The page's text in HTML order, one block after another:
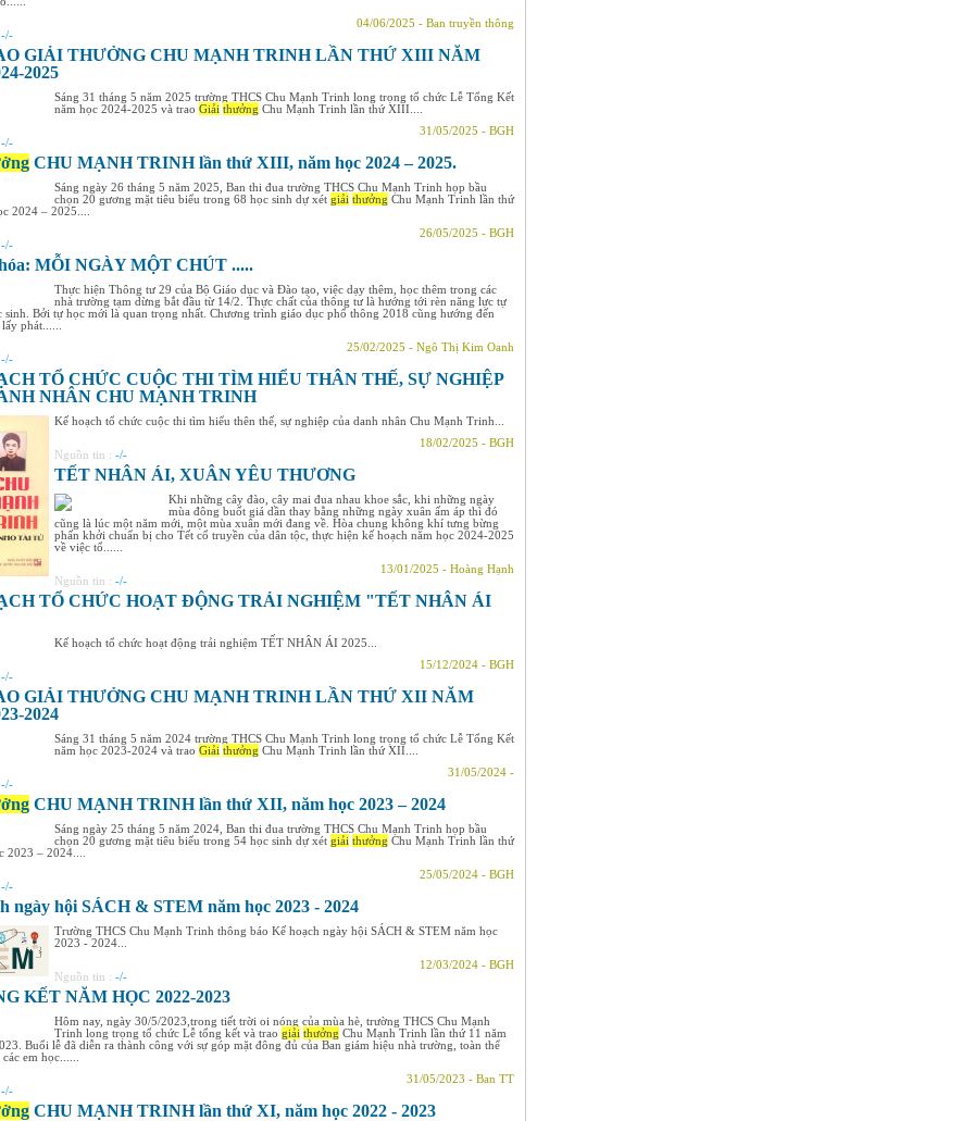
04/06/2025 - Ban truyền thông
-/-
GIẢI THƯỞNG CHU MẠNH TRINH LẦN THỨ XIII NĂM
2025
Sáng 31 tháng 5 năm 2025 trường THCS Chu Mạnh Trinh long trọng tổ chức Lễ Tổng Kết
năm học 2024-2025 và trao Giải thưởng Chu Mạnh Trinh lần thứ XIII....
31/05/2025 - BGH
-/-
CHU MẠNH TRINH lần thứ XIII, năm học 2024 – 2025.
Sáng ngày 26 tháng 5 năm 2025, Ban thi đua trường THCS Chu Mạnh Trinh họp bầu
chọn 20 gương mặt tiêu biểu trong 68 học sinh dự xét giải thưởng Chu Mạnh Trinh lần thứ
2024 – 2025....
26/05/2025 - BGH
-/-
MỖI NGÀY MỘT CHÚT .....
Thực hiện Thông tư 29 của Bộ Giáo dục và Đào tạo, việc dạy thêm, học thêm trong các
nhà trường tạm dừng bắt đầu từ 14/2. Thực chất của thông tư là hướng tới rèn năng lực tự
sinh. Bởi tự học mới là quan trọng nhất. Chương trình giáo dục phổ thông 2018 cũng hướng đến
phát......
25/02/2025 - Ngô Thị Kim Oanh
-/-
TỔ CHỨC CUỘC THI TÌM HIỂU THÂN THẾ, SỰ NGHIỆP
NHÂN CHU MẠNH TRINH
Kế hoạch tổ chức cuộc thi tìm hiểu thên thế, sự nghiệp của danh nhân Chu Mạnh Trinh...
18/02/2025 - BGH
Nguồn tin : -/-
TẾT NHÂN ÁI, XUÂN YÊU THƯƠNG
Khi những cây đào, cây mai đua nhau khoe sắc, khi những ngày
mùa đông buốt giá dần thay bằng những ngày xuân ấm áp thì đó
cũng là lúc một năm mới, một mùa xuân mới đang về. Hòa chung không khí tưng bừng
phấn khởi chuẩn bị cho Tết cổ truyền của dân tộc, thực hiện kế hoạch năm học 2024-2025
về việc tổ......
13/01/2025 - Hoàng Hạnh
Nguồn tin : -/-
TỔ CHỨC HOẠT ĐỘNG TRẢI NGHIỆM "TẾT NHÂN ÁI
Kế hoạch tổ chức hoạt động trải nghiệm TẾT NHÂN ÁI 2025...
15/12/2024 - BGH
-/-
GIẢI THƯỞNG CHU MẠNH TRINH LẦN THỨ XII NĂM
2024
Sáng 31 tháng 5 năm 2024 trường THCS Chu Mạnh Trinh long trọng tổ chức Lễ Tổng Kết
năm học 2023-2024 và trao Giải thưởng Chu Mạnh Trinh lần thứ XII....
31/05/2024 -
-/-
CHU MẠNH TRINH lần thứ XII, năm học 2023 – 2024
Sáng ngày 25 tháng 5 năm 2024, Ban thi đua trường THCS Chu Mạnh Trinh họp bầu
chọn 20 gương mặt tiêu biểu trong 54 học sinh dự xét giải thưởng Chu Mạnh Trinh lần thứ
2023 – 2024....
25/05/2024 - BGH
-/-
ngày hội SÁCH & STEM năm học 2023 - 2024
Trường THCS Chu Mạnh Trinh thông báo Kế hoạch ngày hội SÁCH & STEM năm học
2023 - 2024...
12/03/2024 - BGH
Nguồn tin : -/-
KẾT NĂM HỌC 2022-2023
Hôm nay, ngày 30/5/2023,trong tiết trời oi nóng của mùa hè, trường THCS Chu Mạnh
Trinh long trọng tổ chức Lễ tổng kết và trao giải thưởng Chu Mạnh Trinh lần thứ 11 năm
Buổi lễ đã diễn ra thành công với sự góp mặt đông đủ của Ban giám hiệu nhà trường, toàn thể
em học......
31/05/2023 - Ban TT
-/-
CHU MẠNH TRINH lần thứ XI, năm học 2022 - 2023